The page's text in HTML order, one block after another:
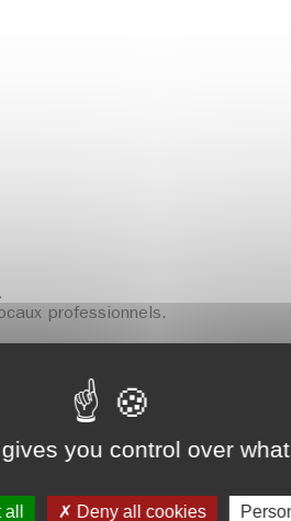
you control over
Deny all cookies
professionnels.